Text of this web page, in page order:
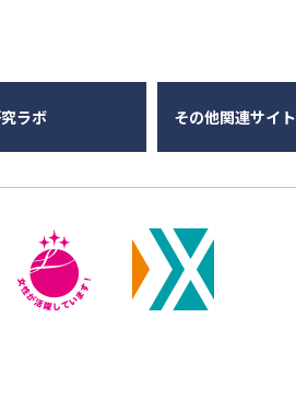
ラボ その他関連サイト